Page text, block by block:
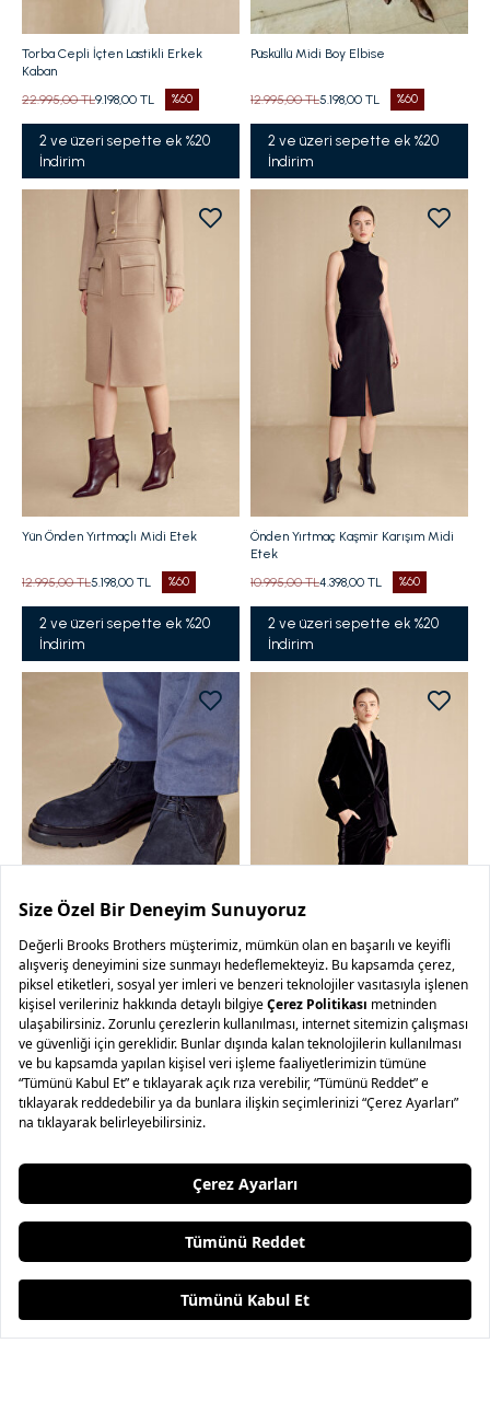
Torba Cepli İçten Lastikli Erkek
Kaban
22.995,00 TL9.198,00 TL %60
2 ve üzeri sepette ek %20
İndirim
Püsküllü Midi Boy Elbise
12.995,00 TL5.198,00 TL %60
2 ve üzeri sepette ek %20
İndirim
Yün Önden Yırtmaçlı Midi Etek
12.995,00 TL5.198,00 TL %60
2 ve üzeri sepette ek %20
İndirim
Önden Yırtmaç Kaşmir Karışım Midi
Etek
10.995,00 TL4.398,00 TL %60
2 ve üzeri sepette ek %20
İndirim
100% Süet Bağcıklı Erkek Bot
10.995,00 TL5.497,50 TL %50
2 ve üzeri sepette ek %20
İndirim
Saten Şerit Detaylı Kadife Pantolon
10.995,00 TL4.398,00 TL %60
2 ve üzeri sepette ek %20
Anasayfa Ara Sepet Favori Hesabım